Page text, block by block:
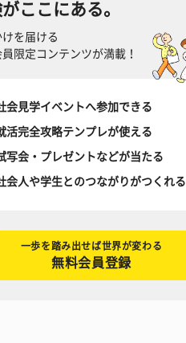
ここにある。
けを届ける
限定コンテンツが満載！
会見学イベントへ参加できる
活完全攻略テンプレが使える
写会・プレゼントなどが当たる
会人や学生とのつながりがつくれる
一歩を踏み出せば世界が変わる
無料会員登録